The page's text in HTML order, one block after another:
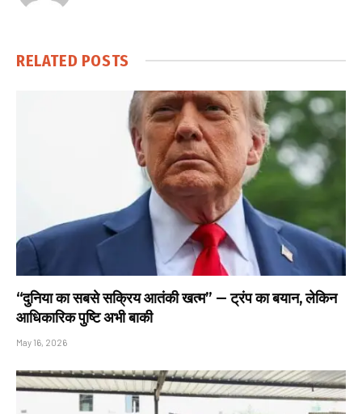
RELATED POSTS
“दुनिया का सबसे सक्रिय आतंकी खत्म” — ट्रंप का बयान, लेकिन
आधिकारिक पुष्टि अभी बाकी
May 16, 2026